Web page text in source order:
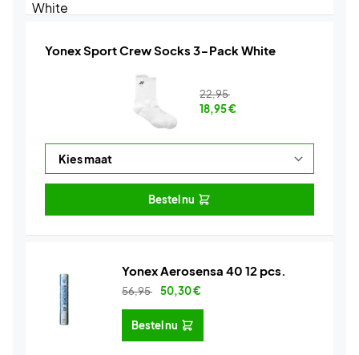
Yonex Sport Crew Socks 3-Pack White
22,95
18,95€
Bestel nu
Yonex Aerosensa 40 12 pcs.
56,95 50,30€
Bestel nu